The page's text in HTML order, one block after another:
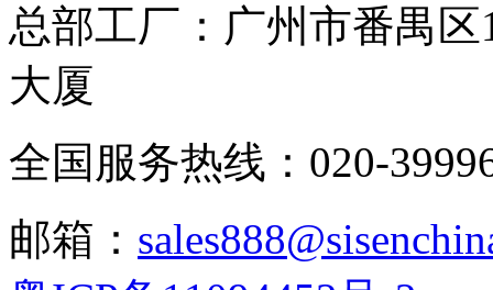
总部工厂：广州市番禺
大厦
全国服务热线：020-
邮箱：